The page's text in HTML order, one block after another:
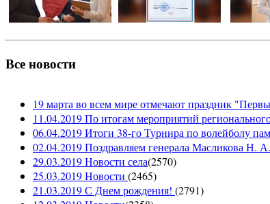
Все новости
19 марта во всем мире отмечают праздник
11.04.2019 По итогам мероприятий
06.04.2019 Итоги 38-го Турнира по волейболу
02.04.2019 Поздравляем генерала Масликова Н.
29.03.2019 Новости села(2570)
25.03.2019 Новости (2465)
21.03.2019 С Днем рождения! (2791)